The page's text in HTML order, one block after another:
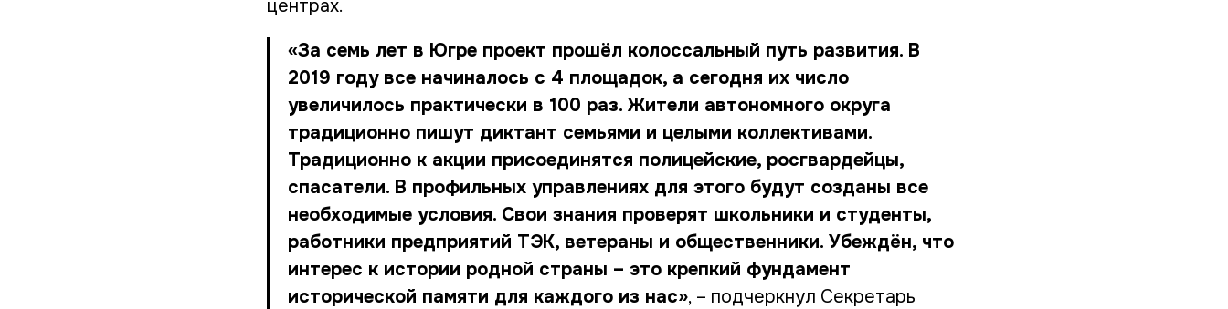
центрах.
«За семь лет в Югре проект прошёл колоссальный путь развития. В
2019 году все начиналось с 4 площадок, а сегодня их число
увеличилось практически в 100 раз. Жители автономного округа
традиционно пишут диктант семьями и целыми коллективами.
Традиционно к акции присоединятся полицейские, росгвардейцы,
спасатели. В профильных управлениях для этого будут созданы все
необходимые условия. Свои знания проверят школьники и студенты,
работники предприятий ТЭК, ветераны и общественники. Убеждён, что
интерес к истории родной страны – это крепкий фундамент
исторической памяти для каждого из нас», – подчеркнул Секретарь